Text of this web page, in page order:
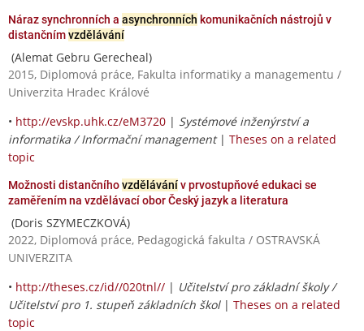
Náraz synchronních a asynchronních komunikačních nástrojů v
distančnímvzdělávání
(Alemat Gebru Gerecheal)
2015, Diplomová práce, Fakulta informatiky a managementu /
Univerzita Hradec Králové
• http://evskp.uhk.cz/eM3720 | Systémové inženýrství a
informatika / Informační management| Theses on a related
topic
Možnosti distančníhovzdělávánív prvostupňové edukaci se
zaměřením na vzdělávací obor Český jazyk a literatura
(Doris SZYMECZKOVÁ)
2022, Diplomová práce, Pedagogická fakulta / OSTRAVSKÁ
UNIVERZITA
• http://theses.cz/id//020tnl// | Učitelství pro základní školy /
Učitelství pro 1. stupeň základních škol| Theses on a related
topic